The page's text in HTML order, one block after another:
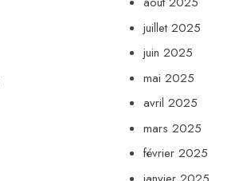
juillet 2025
juin 2025
mai 2025
avril 2025
mars 2025
février 2025